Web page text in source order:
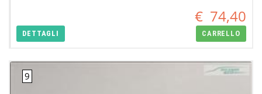
€ 74,40
DETTAGLI CARRELLO